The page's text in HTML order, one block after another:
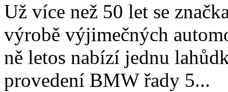
Už více než 50 let se
výrobě výjimečných
ně letos nabízí jednu
provedení BMW řady 5...